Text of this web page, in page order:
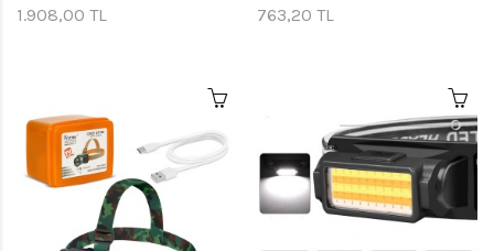
1.908,00 TL
763,20 TL